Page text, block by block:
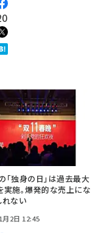
「独身の日」は過去最大
実施。爆発的な売上にな
れない
月2日 12:45